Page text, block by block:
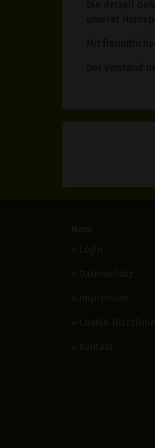
Menü
Login
Datenschutz
Impressum
Cookie-Richtlinie
Kontakt